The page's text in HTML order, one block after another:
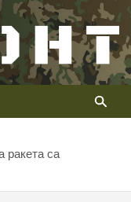
ракета са